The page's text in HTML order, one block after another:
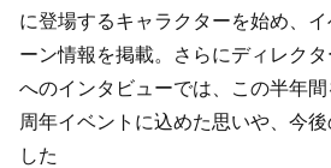
に登場するキャラクターを始め、
ーン情報を掲載。さらにディレク
へのインタビューでは、この半年
周年イベントに込めた思いや、今
した